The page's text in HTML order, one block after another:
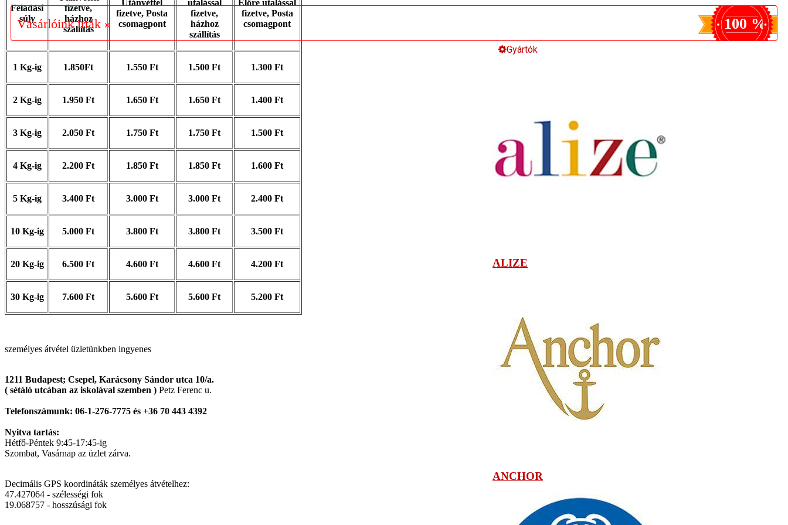
Feladási
súly
fizetve,
házhoz
szállítás
Utánvéttel
fizetve, Posta
csomagpont
utalással
fizetve,
házhoz
szállítás
Előre utalással
fizetve, Posta
csomagpont
1 Kg-ig 1.850Ft 1.550 Ft 1.500 Ft 1.300 Ft
2 Kg-ig 1.950 Ft 1.650 Ft 1.650 Ft 1.400 Ft
3 Kg-ig 2.050 Ft 1.750 Ft 1.750 Ft 1.500 Ft
4 Kg-ig 2.200 Ft 1.850 Ft 1.850 Ft 1.600 Ft
5 Kg-ig 3.400 Ft 3.000 Ft 3.000 Ft 2.400 Ft
10 Kg-ig 5.000 Ft 3.800 Ft 3.800 Ft 3.500 Ft
20 Kg-ig 6.500 Ft 4.600 Ft 4.600 Ft 4.200 Ft
30 Kg-ig 7.600 Ft 5.600 Ft 5.600 Ft 5.200 Ft
személyes átvétel üzletünkben ingyenes
1211 Budapest; Csepel, Karácsony Sándor utca 10/a.
( sétáló utcában az iskolával szemben ) Petz Ferenc u.
Telefonszámunk: 06-1-276-7775 és +36 70 443 4392
Nyitva tartás:
Hétfő-Péntek 9:45-17:45-ig
Szombat, Vasárnap az üzlet zárva.
Decimális GPS koordináták személyes átvételhez:
47.427064 - szélességi fok
19.068757 - hosszúsági fok
Vásárlóink írták » 100 %
Gyártók
ALIZE
ANCHOR